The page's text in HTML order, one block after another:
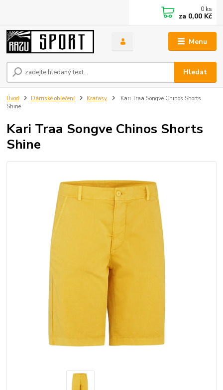
Menu
Hledat
0 ks
za 0,00 Kč
Úvod Dámské oblečení Kraťasy
Kari Traa Songve Chinos Shorts
Shine
Kari Traa Songve Chinos Shorts
Shine